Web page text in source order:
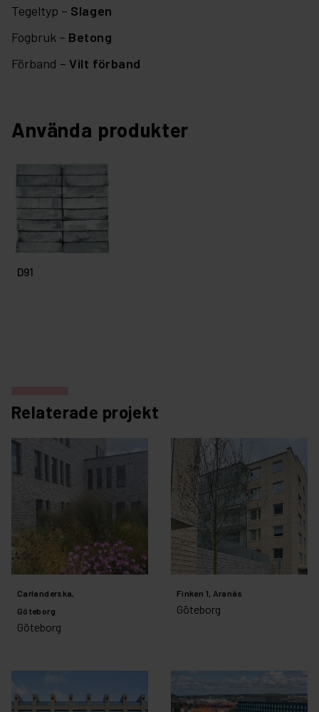
Tegeltyp – Slagen
Fogbruk – Betong
Förband – Vilt förband
Använda produkter
D91
Relaterade projekt
Carlanderska,
Göteborg
Göteborg
Finken 1, Aranäs
Göteborg